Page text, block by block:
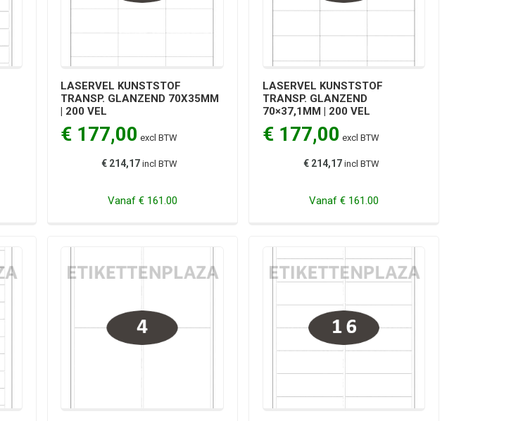
LASERVEL KUNSTSTOF
TRANSP. GLANZEND 70X35MM
| 200 VEL
€ 177,00 excl BTW
€ 214,17incl BTW
Vanaf € 161.00
LASERVEL KUNSTSTOF
TRANSP. GLANZEND
70×37,1MM | 200 VEL
€ 177,00 excl BTW
€ 214,17 incl BTW
Vanaf € 161.00